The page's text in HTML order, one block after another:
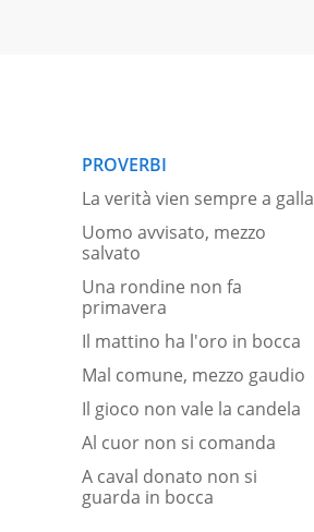
PROVERBI
La verità vien sempre a galla
Uomo avvisato, mezzo
salvato
Una rondine non fa
primavera
Il mattino ha l'oro in bocca
Mal comune, mezzo gaudio
Il gioco non vale la candela
Al cuor non si comanda
A caval donato non si
guarda in bocca